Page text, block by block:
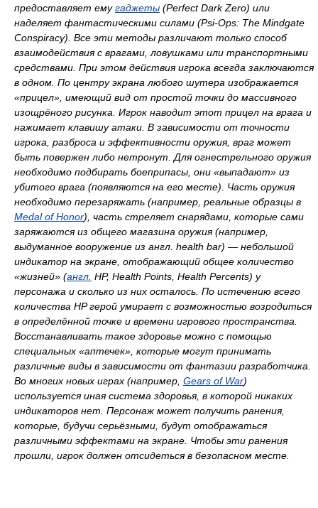
предоставляет емугаджеты (Perfect Dark Zero) или
наделяет фантастическими силами (Psi-Ops: The Mindgate
Conspiracy). Все эти методы различают только способ
взаимодействия с врагами, ловушками или транспортными
средствами. При этом действия игрока всегда заключаются
в одном. По центру экрана любого шутера изображается
«прицел», имеющий вид от простой точки до массивного
изощрёного рисунка. Игрок наводит этот прицел на врага и
нажимает клавишу атаки. В зависимости от точности
игрока, разброса и эффективности оружия, враг может
быть повержен либо нетронут. Для огнестрельного оружия
необходимо подбирать боеприпасы, они «выпадают» из
убитого врага (появляются на его месте). Часть оружия
необходимо перезаряжать (например, реальные образцы в
Medal of Honor), часть стреляет снарядами, которые сами
заряжаются из общего магазина оружия (например,
выдуманное вооружение из англ. health bar) — небольшой
индикатор на экране, отображающий общее количество
«жизней» (англ. HP, Health Points, Health Percents) у
персонажа и сколько из них осталось. По истечению всего
количества HP герой умирает с возможностью возродиться
в определённой точке и времени игрового пространства.
Восстанавливать такое здоровье можно с помощью
специальных «аптечек», которые могут принимать
различные виды в зависимости от фантазии разработчика.
Во многих новых играх (например, Gears of War)
используется иная система здоровья, в которой никаких
индикаторов нет. Персонаж может получить ранения,
которые, будучи серьёзными, будут отображаться
различными эффектами на экране. Чтобы эти ранения
прошли, игрок должен отсидеться в безопасном месте.